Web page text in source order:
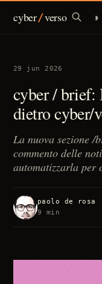
cyber/verso
currency
policy
ai
/brief
◑
29 jun 2026
cyber / brief:
dietro cyber/
La nuova sezione /
commento delle
automatizzarla per
paolo de rosa
9 min